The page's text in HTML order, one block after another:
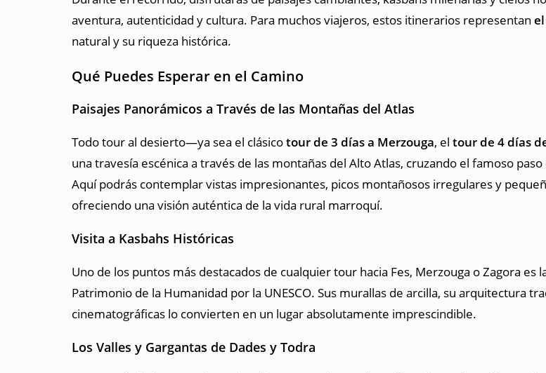
aventura, autenticidad y cultura. Para muchos viajeros, estos itinerarios representan
natural y su riqueza histórica.
Qué Puedes Esperar en el Camino
Paisajes Panorámicos a Través de las Montañas del Atlas
Todo tour al desierto—ya sea el clásicotour de 3 días a Merzouga, el tour de 4 días
una travesía escénica a través de las montañas del Alto Atlas, cruzando el famoso paso
Aquí podrás contemplar vistas impresionantes, picos montañosos irregulares y
ofreciendo una visión auténtica de la vida rural marroquí.
Visita a Kasbahs Históricas
Uno de los puntos más destacados de cualquier tour hacia Fes, Merzouga o Zagora es
Patrimonio de la Humanidad por la UNESCO. Sus murallas de arcilla, su arquitectura
cinematográficas lo convierten en un lugar absolutamente imprescindible.
Los Valles y Gargantas de Dades y Todra